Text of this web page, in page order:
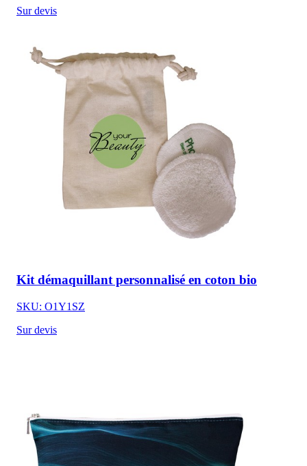
Sur devis
Kit démaquillant personnalisé en coton bio
SKU: O1Y1SZ
Sur devis